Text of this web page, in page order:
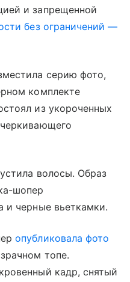
и запрещенной
без ограничений —
серию фото,
комплекте
из укороченных
волосы. Образ
шопер
и черные вьеткамки.
опубликовала фото
топе.
кадр, снятый